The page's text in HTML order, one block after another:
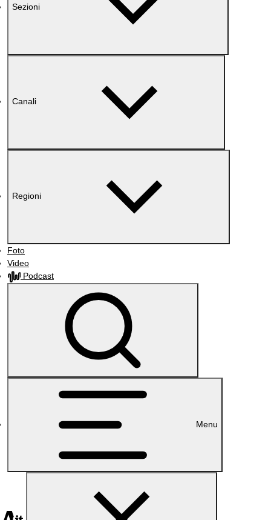
Sezioni
Canali
Regioni
Foto
Video
Podcast
Menu